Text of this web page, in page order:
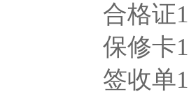
合格证
保修卡
签收单